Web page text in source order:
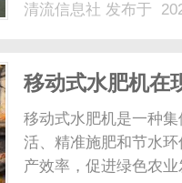
清流信息社 发布于
移动式水肥机在
移动式水肥机是一种
活、精准施肥和节水
产效率，促进绿色农